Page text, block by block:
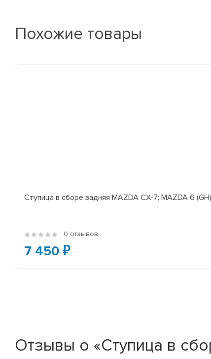
Похожие товары
Ступица в сборе задняя MAZDA CX-7; MAZDA 6 (GH)
0 отзывов
7 450 ₽
Отзывы о «Ступица в